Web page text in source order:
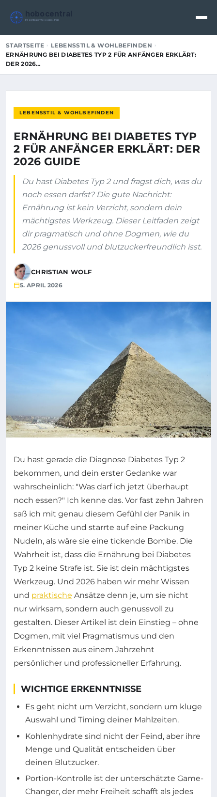
hobocentral
Ihr zentraler Wissens-Hub
STARTSEITE
LEBENSSTIL & WOHLBEFINDEN
ERNÄHRUNG BEI DIABETES TYP 2 FÜR ANFÄNGER ERKLÄRT:
DER 2026…
LEBENSSTIL & WOHLBEFINDEN
ERNÄHRUNG BEI DIABETES TYP
2 FÜR ANFÄNGER ERKLÄRT: DER
2026 GUIDE
Du hast Diabetes Typ 2 und fragst dich, was du
noch essen darfst? Die gute Nachricht:
Ernährung ist kein Verzicht, sondern dein
mächtigstes Werkzeug. Dieser Leitfaden zeigt
dir pragmatisch und ohne Dogmen, wie du
2026 genussvoll und blutzuckerfreundlich isst.
CHRISTIAN WOLF
5. APRIL 2026
Du hast gerade die Diagnose Diabetes Typ 2
bekommen, und dein erster Gedanke war
wahrscheinlich: "Was darf ich jetzt überhaupt
noch essen?" Ich kenne das. Vor fast zehn Jahren
saß ich mit genau diesem Gefühl der Panik in
meiner Küche und starrte auf eine Packung
Nudeln, als wäre sie eine tickende Bombe. Die
Wahrheit ist, dass die Ernährung bei Diabetes
Typ 2 keine Strafe ist. Sie ist dein mächtigstes
Werkzeug. Und 2026 haben wir mehr Wissen
und praktische Ansätze denn je, um sie nicht
nur wirksam, sondern auch genussvoll zu
gestalten. Dieser Artikel ist dein Einstieg – ohne
Dogmen, mit viel Pragmatismus und den
Erkenntnissen aus einem Jahrzehnt
persönlicher und professioneller Erfahrung.
WICHTIGE ERKENNTNISSE
Es geht nicht um Verzicht, sondern um kluge
Auswahl und Timing deiner Mahlzeiten.
Kohlenhydrate sind nicht der Feind, aber ihre
Menge und Qualität entscheiden über
deinen Blutzucker.
Portion-Kontrolle ist der unterschätzte Game-
Changer, der mehr Freiheit schafft als jedes